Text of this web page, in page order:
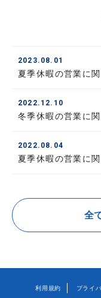
2023.08.01
夏季休暇の営業に
2022.12.10
冬季休暇の営業に
2022.08.04
夏季休暇の営業に
全
利用規約 プライ